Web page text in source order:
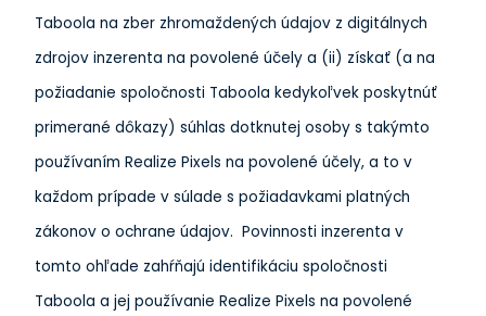
Taboola na zber zhromaždených údajov z digitálnych
zdrojov inzerenta na povolené účely a (ii) získať (a na
požiadanie spoločnosti Taboola kedykoľvek poskytnúť
primerané dôkazy) súhlas dotknutej osoby s takýmto
používaním Realize Pixels na povolené účely, a to v
každom prípade v súlade s požiadavkami platných
zákonov o ochrane údajov. Povinnosti inzerenta v
tomto ohľade zahŕňajú identifikáciu spoločnosti
Taboola a jej používanie Realize Pixels na povolené